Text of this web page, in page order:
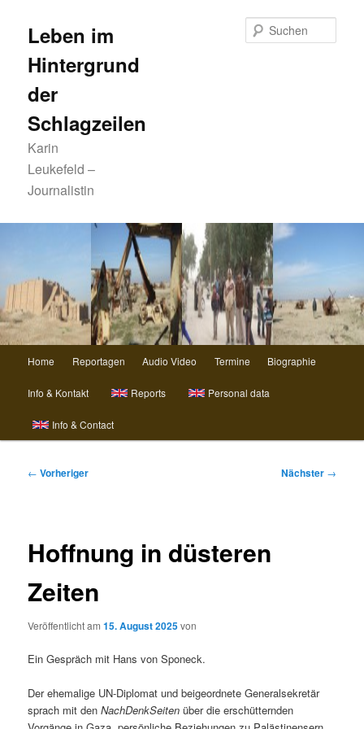
primären
springen
Leben im
Hintergrund
der
Schlagzeilen
Karin
Leukefeld –
Journalistin
Home Reportagen Audio Video Termine Biographie
Info & Kontakt Reports Personal data
Info & Contact
Beitragsnavigation
← Vorheriger Nächster →
Hoffnung in düsteren
Zeiten
Veröffentlicht am15. August 2025von
Ein Gespräch mit Hans von Sponeck.
Der ehemalige UN-Diplomat und beigeordnete Generalsekretär
sprach mit denNachDenkSeiten über die erschütternden